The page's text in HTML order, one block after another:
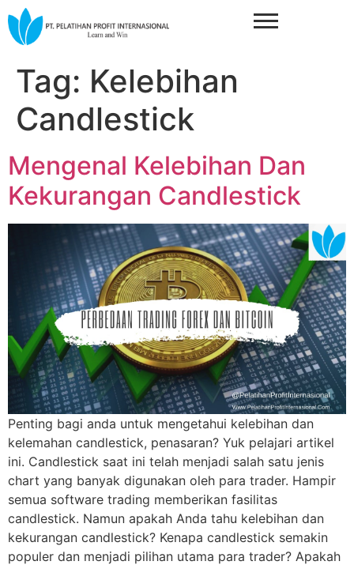
Tag: Kelebihan
Candlestick
Mengenal Kelebihan Dan
Kekurangan Candlestick
Penting bagi anda untuk mengetahui kelebihan dan
kelemahan candlestick, penasaran? Yuk pelajari artikel
ini. Candlestick saat ini telah menjadi salah satu jenis
chart yang banyak digunakan oleh para trader. Hampir
semua software trading memberikan fasilitas
candlestick. Namun apakah Anda tahu kelebihan dan
kekurangan candlestick? Kenapa candlestick semakin
populer dan menjadi pilihan utama para trader? Apakah